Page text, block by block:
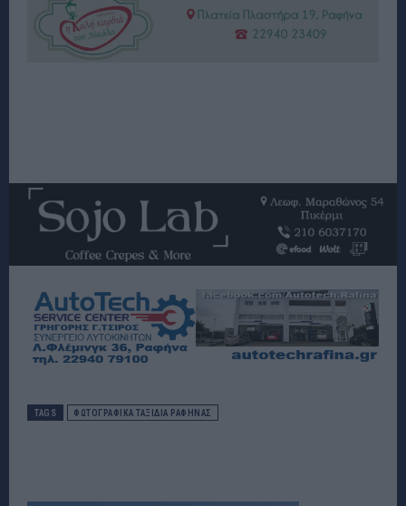
TAGS ΦΩΤΟΓΡΑΦΙΚΑ ΤΑΞΙΔΙΑ ΡΑΦΗΝΑΣ